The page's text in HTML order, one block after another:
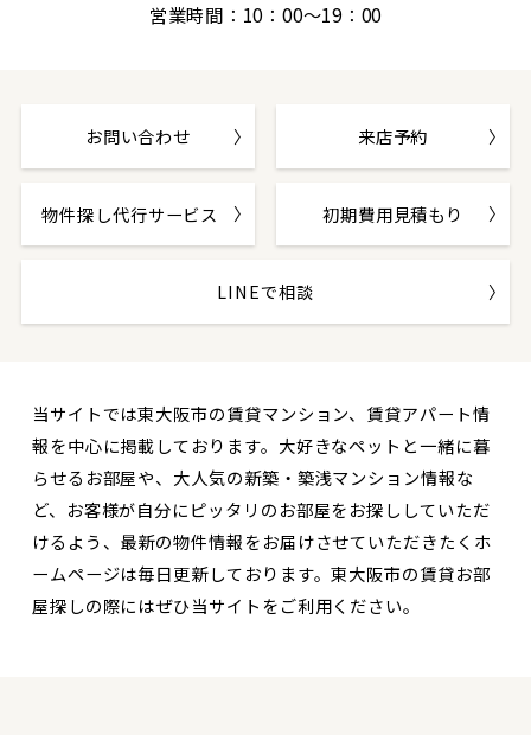
営業時間：10：00～19：00
お問い合わせ 来店予約
物件探し代行サービス 初期費用見積もり
LINEで相談
当サイトでは東大阪市の賃貸マンション、賃貸アパート情
報を中心に掲載しております。大好きなペットと一緒に暮
らせるお部屋や、大人気の新築・築浅マンション情報な
ど、お客様が自分にピッタリのお部屋をお探ししていただ
けるよう、最新の物件情報をお届けさせていただきたくホ
ームページは毎日更新しております。東大阪市の賃貸お部
屋探しの際にはぜひ当サイトをご利用ください。